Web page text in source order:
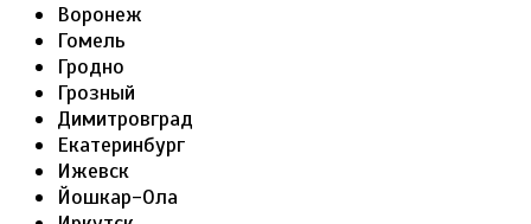
Воронеж
Гомель
Гродно
Грозный
Димитровград
Екатеринбург
Ижевск
Йошкар-Ола